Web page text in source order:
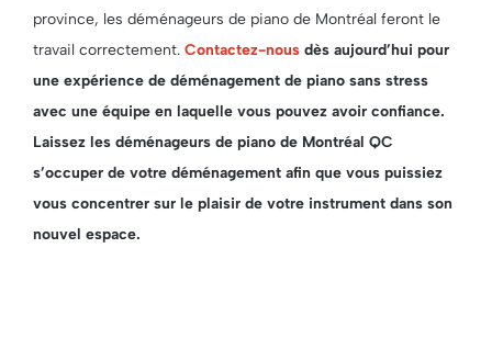
province, les déménageurs de piano de Montréal feront le
travail correctement. Contactez-nous dès aujourd’hui pour
une expérience de déménagement de piano sans stress
avec une équipe en laquelle vous pouvez avoir confiance.
Laissez les déménageurs de piano de Montréal QC
s’occuper de votre déménagement afin que vous puissiez
vous concentrer sur le plaisir de votre instrument dans son
nouvel espace.